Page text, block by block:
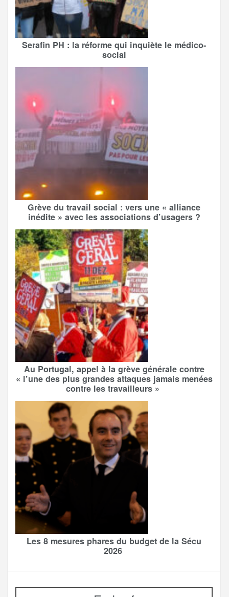
Serafin PH : la réforme qui inquiète le médico-
social
Grève du travail social : vers une « alliance
inédite » avec les associations d’usagers ?
Au Portugal, appel à la grève générale contre
« l’une des plus grandes attaques jamais menées
contre les travailleurs »
Les 8 mesures phares du budget de la Sécu
2026